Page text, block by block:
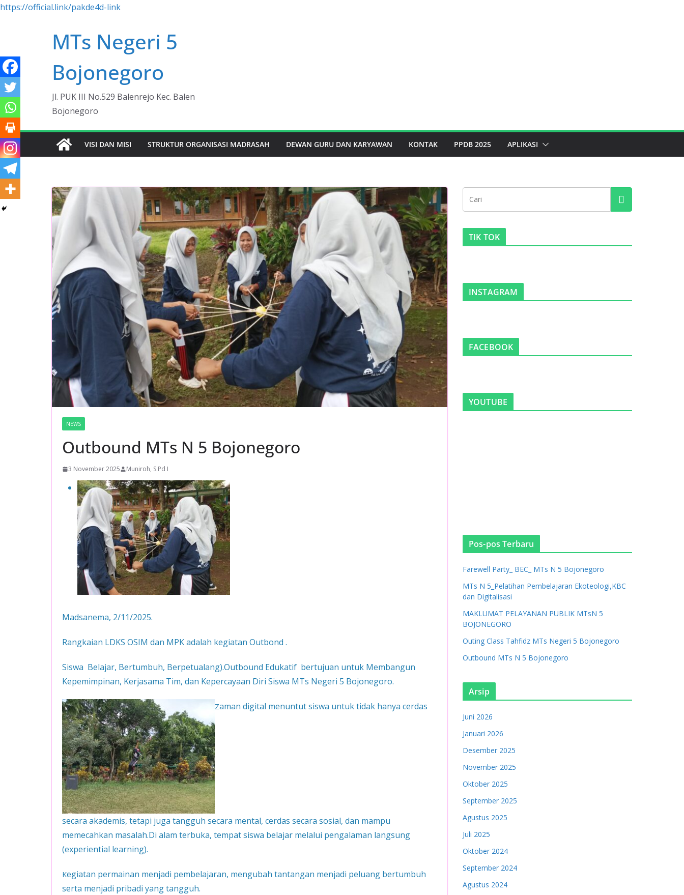
https://official.link/pakde4d-link
MTs Negeri 5
Bojonegoro
Jl. PUK III No.529 Balenrejo Kec. Balen
Bojonegoro
VISI DAN MISI STRUKTUR ORGANISASI MADRASAH DEWAN GURU DAN KARYAWAN KONTAK PPDB 2025 APLIKASI
NEWS
Outbound MTs N 5 Bojonegoro
3 November 2025 Muniroh, S.Pd I
Madsanema, 2/11/2025.
Rangkaian LDKS OSIM dan MPK adalah kegiatan Outbond .
Siswa Belajar, Bertumbuh, Berpetualang).Outbound Edukatif bertujuan untuk Membangun
Kepemimpinan, Kerjasama Tim, dan Kepercayaan Diri Siswa MTs Negeri 5 Bojonegoro.
Zaman digital menuntut siswa untuk tidak hanya cerdas
secara akademis, tetapi juga tangguh secara mental, cerdas secara sosial, dan mampu
memecahkan masalah.Di alam terbuka, tempat siswa belajar melalui pengalaman langsung
(experiential learning).
Kegiatan permainan menjadi pembelajaran, mengubah tantangan menjadi peluang bertumbuh
serta menjadi pribadi yang tangguh.
TIK TOK
INSTAGRAM
FACEBOOK
YOUTUBE
Pos-pos Terbaru
Farewell Party_ BEC_ MTs N 5 Bojonegoro
MTs N 5_Pelatihan Pembelajaran Ekoteologi,KBC
dan Digitalisasi
MAKLUMAT PELAYANAN PUBLIK MTsN 5
BOJONEGORO
Outing Class Tahfidz MTs Negeri 5 Bojonegoro
Outbound MTs N 5 Bojonegoro
Arsip
Juni 2026
Januari 2026
Desember 2025
November 2025
Oktober 2025
September 2025
Agustus 2025
Juli 2025
Oktober 2024
September 2024
Agustus 2024